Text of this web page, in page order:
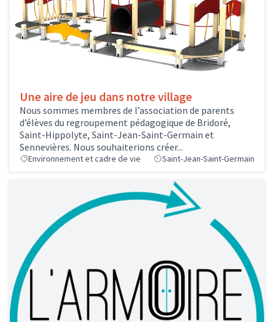
Une aire de jeu dans notre village
Nous sommes membres de l’association de parents
d’élèves du regroupement pédagogique de Bridoré,
Saint-Hippolyte, Saint-Jean-Saint-Germain et
Sennevières. Nous souhaiterions créer...
Environnement et cadre de vie Saint-Jean-Saint-Germain